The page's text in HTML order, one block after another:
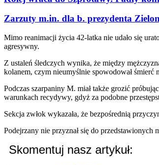
Zarzuty m.in. dla b. prezydenta
Mimo reanimacji życia 42-latka nie udało się
agresywny.
Z ustaleń śledczych wynika, że między
kolanem, czym nieumyślnie spowodował śmierć
Podczas szarpaniny M. miał także grozić
warunkach recydywy, gdyż za podobne
Sekcja zwłok wykazała, że bezpośrednią
Podejrzany nie przyznał się do
Skomentuj nasz artykuł: